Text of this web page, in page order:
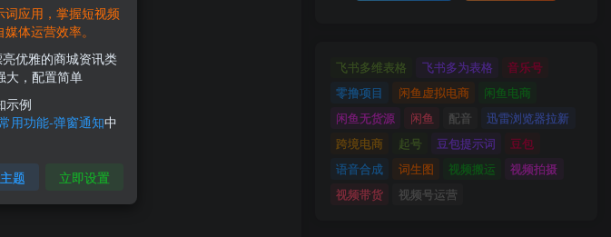
飞书多维表格 飞书多为表格
音乐号
零撸项目
闲鱼虚拟电商
闲鱼电商
闲鱼无货源
闲鱼 配音
迅雷浏览器拉新
跨境电商
起号 豆包提示词
豆包
语音合成
词生图 视频搬运
视频拍摄
视频带货
视频号运营
应用，掌握短视频
体运营效率。
优雅的商城资讯类
大，配置简单
示例
用功能-弹窗通知中
题 立即设置